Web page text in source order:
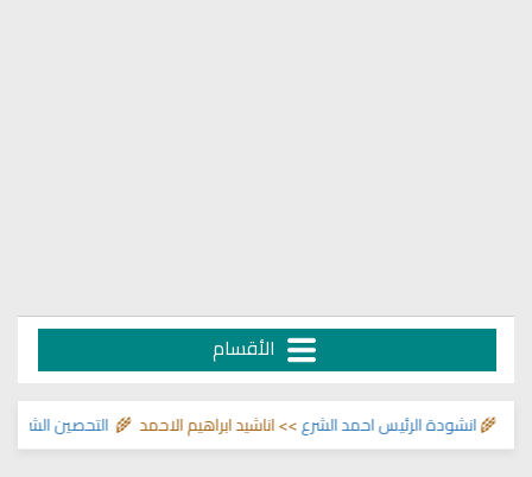
الأقسام
التحصين الشرعي انشودة الرئيس احمد الشرع>> اناشيد ابراهيم الاحمد 🌾